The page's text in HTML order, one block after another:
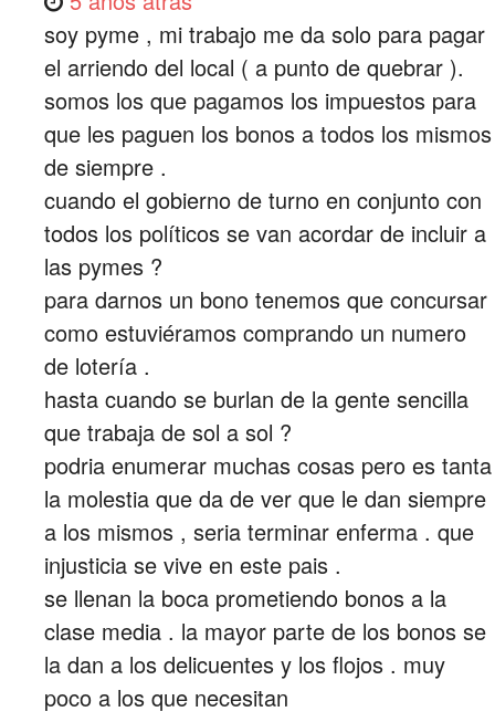
soy pyme , mi trabajo me da solo para pagar
el arriendo del local ( a punto de quebrar ).
somos los que pagamos los impuestos para
que les paguen los bonos a todos los mismos
de siempre .
cuando el gobierno de turno en conjunto con
todos los políticos se van acordar de incluir a
las pymes ?
para darnos un bono tenemos que concursar
como estuviéramos comprando un numero
de lotería .
hasta cuando se burlan de la gente sencilla
que trabaja de sol a sol ?
podria enumerar muchas cosas pero es tanta
la molestia que da de ver que le dan siempre
a los mismos , seria terminar enferma . que
injusticia se vive en este pais .
se llenan la boca prometiendo bonos a la
clase media . la mayor parte de los bonos se
la dan a los delicuentes y los flojos . muy
poco a los que necesitan